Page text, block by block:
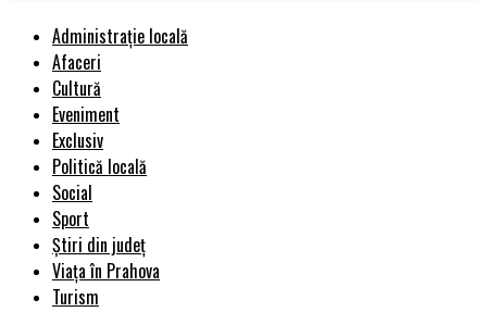
Administrație locală
Afaceri
Cultură
Eveniment
Exclusiv
Politică locală
Social
Sport
Știri din județ
Viața în Prahova
Turism